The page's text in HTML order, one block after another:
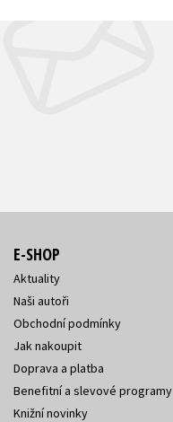
E-SHOP
Aktuality
Naši autoři
Obchodní podmínky
Jak nakoupit
Doprava a platba
Benefitní a slevové programy
Knižní novinky